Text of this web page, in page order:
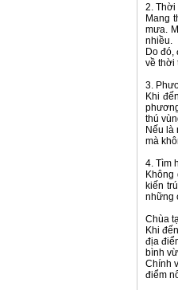
2. Thời
Mang
mưa.
nhiều.
Do đó,
về thời
3.
Khi
thú
Nếu là
mà
4. Tìm
Không
kiến
những
Chùa
Khi
địa
bình
Chính
điểm